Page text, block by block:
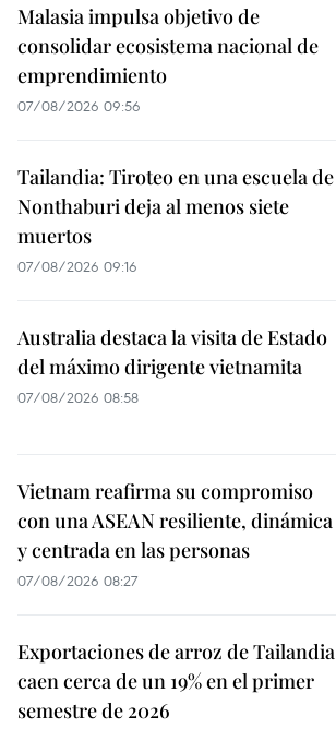
Malasia impulsa objetivo de
consolidar ecosistema nacional de
emprendimiento
07/08/2026 09:56
Tailandia: Tiroteo en una escuela de
Nonthaburi deja al menos siete
muertos
07/08/2026 09:16
Australia destaca la visita de Estado
del máximo dirigente vietnamita
07/08/2026 08:58
Vietnam reafirma su compromiso
con una ASEAN resiliente, dinámica
y centrada en las personas
07/08/2026 08:27
Exportaciones de arroz de Tailandia
caen cerca de un 19% en el primer
semestre de 2026